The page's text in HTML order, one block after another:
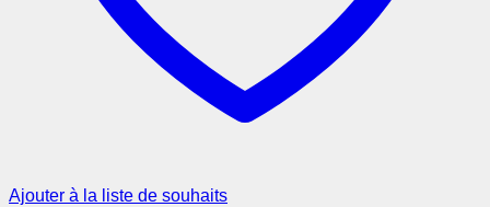
Ajouter à la liste de souhaits